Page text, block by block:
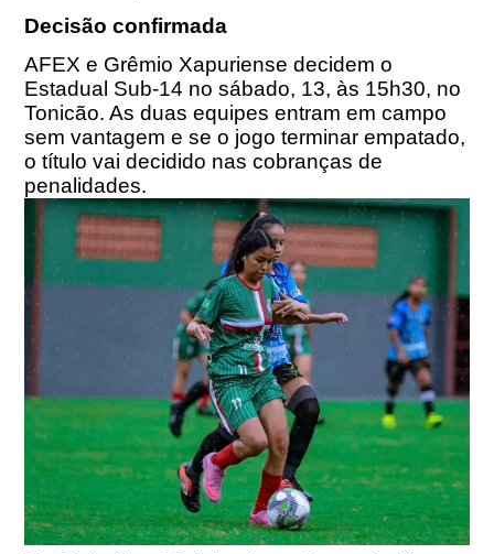
Decisão confirmada
AFEX e Grêmio Xapuriense decidem o
Estadual Sub-14 no sábado, 13, às 15h30, no
Tonicão. As duas equipes entram em campo
sem vantagem e se o jogo terminar empatado,
o título vai decidido nas cobranças de
penalidades.